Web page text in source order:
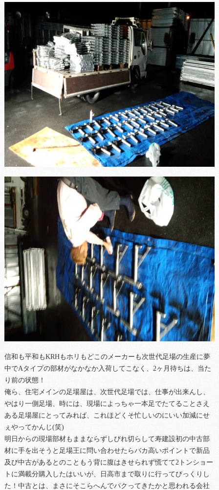
信和も平和もKRHもホリもどこのメーカーも次世代足場の生産に夢
中でAタイプの部材がなかなか入荷してこなく、2ヶ月待ちは、当た
り前の状態！
俺ら、住宅メインの足場屋は、次世代足場では、仕事が出来んし、
やはり一側足場、時には、現場によっちゃ一本足でたてることさえ
ある足場屋にとってみれば、これほどくそ忙しいのにいい加減にせ
ぇやってかんじ(笑)
明日からの現場部材もままならずしびれ切らして寿建設初の中古部
材に手を出そうと足場王に問い合わせたらバカ高いポイントで新品
及び中古があるとのこともう背に腹はきせられず慌てて2トンショー
トに満載分購入したはいいが、日高市まで取りに行ってびっくりし
た！中古とは、まさにそこらへんでパクってきたかと思われる会社